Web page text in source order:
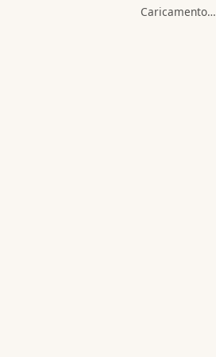
Caricamento…